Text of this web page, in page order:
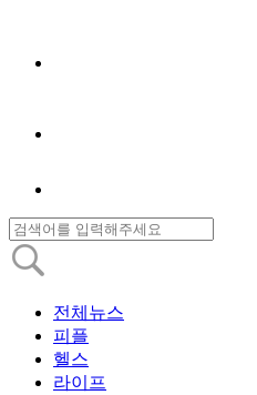
전체뉴스
피플
헬스
라이프